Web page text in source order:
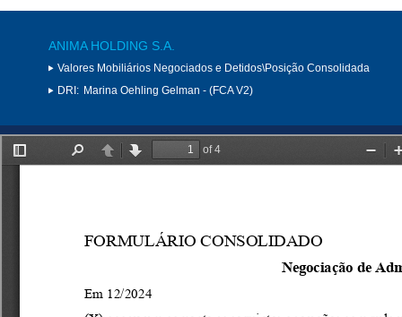
ANIMA HOLDING S.A.
Valores Mobiliários Negociados e Detidos\Posição Consolidada
DRI: Marina Oehling Gelman - (FCA V2)